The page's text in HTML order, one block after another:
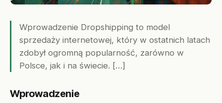
Wprowadzenie Dropshipping to model
sprzedaży internetowej, który w ostatnich latach
zdobył ogromną popularność, zarówno w
Polsce, jak i na świecie. […]
Wprowadzenie